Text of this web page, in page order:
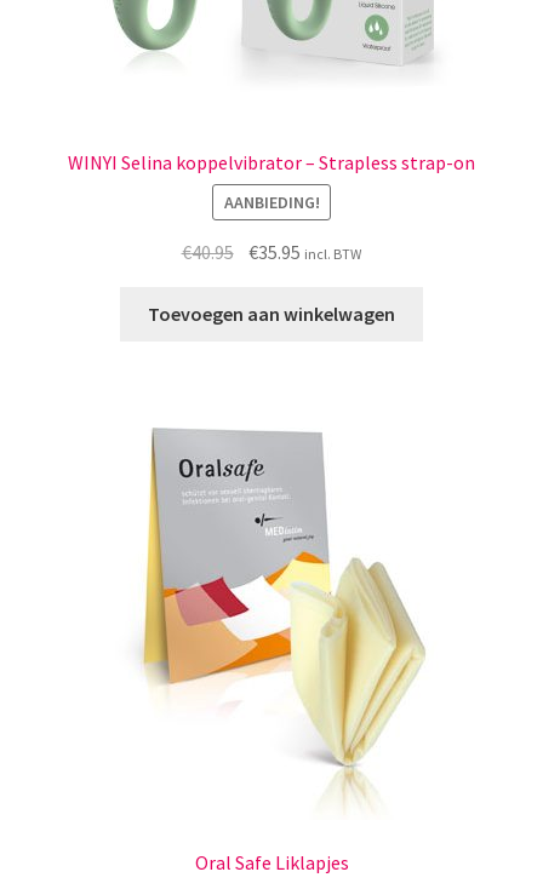
WINYI Selina koppelvibrator – Strapless strap-on
AANBIEDING!
€40.95 Oorspronkelijke
was:
€35.95 Huidige
is:
incl. BTW
Toevoegen aan winkelwagen
Oral Safe Liklapjes